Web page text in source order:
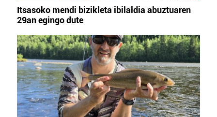
Itsasoko mendi bizikleta ibilaldia abuztuaren
29an egingo dute